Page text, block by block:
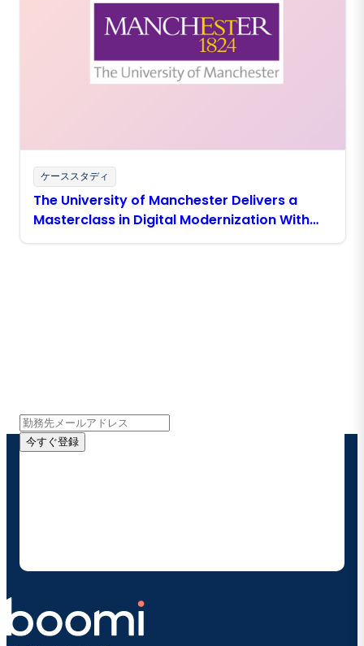
ケーススタディ
The University of Manchester Delivers a
Masterclass in Digital Modernization With
Boomi
今すぐ登録